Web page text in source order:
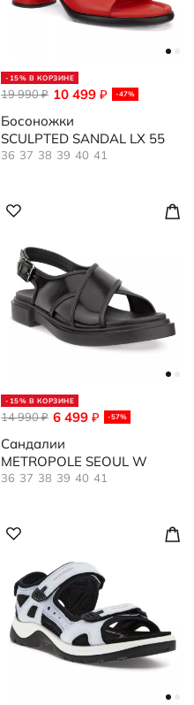
-15% В КОРЗИНЕ
10 499 ₽ -47%
19 990₽
Босоножки
SCULPTED SANDAL LX 55
36 37 38 39 40 41
-15% В КОРЗИНЕ
6 499 ₽ -57%
14 990₽
Сандалии
METROPOLE SEOUL W
36 37 38 39 40 41